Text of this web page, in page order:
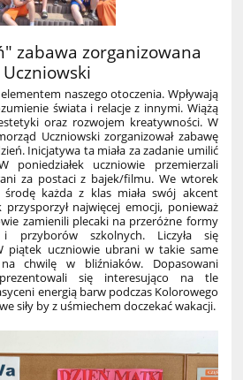
zabawa zorganizowana
naszego otoczenia. Wpływają
świata i relacje z innymi. Wiążą
oraz rozwojem kreatywności. W
Uczniowski zorganizował zabawę
Inicjatywa ta miała za zadanie umilić
poniedziałek uczniowie przemierzali
za postaci z bajek/filmu. We wtorek
każda z klas miała swój akcent
najwięcej emocji, ponieważ
zamienili plecaki na przeróżne formy
i przyborów szkolnych. Liczyła się
piątek uczniowie ubrani w takie same
chwilę w bliźniaków. Dopasowani
się interesująco na tle
energią barw podczas Kolorowego
siły by z uśmiechem doczekać wakacji.